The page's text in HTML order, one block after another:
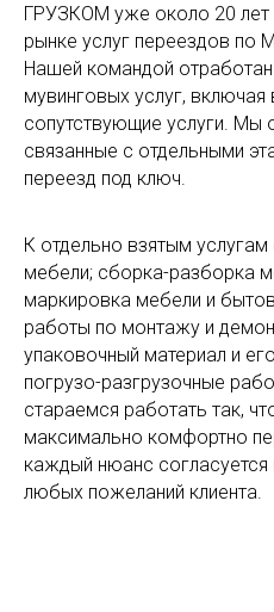
ГРУЗКОМ уже около 20 лет
рынке услуг переездов по
Нашей командой отработан
мувинговых услуг,
сопутствующие услуги. Мы
связанные с отдельными
переезд под ключ.
К отдельно взятым услугам
мебели; сборка-разборка
маркировка мебели и
работы по монтажу и
упаковочный материал и
погрузо-разгрузочные
стараемся работать так,
максимально комфортно
каждый нюанс
любых пожеланий клиента.